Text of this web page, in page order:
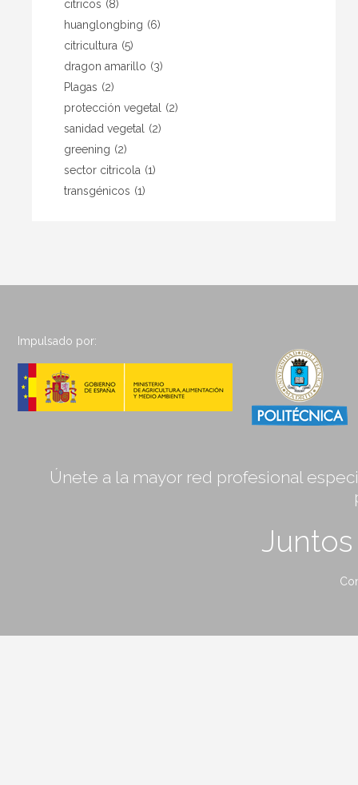
citricos (8)
huanglongbing (6)
citricultura (5)
dragon amarillo (3)
Plagas (2)
protección vegetal
(2)
sanidad vegetal
(2)
greening (2)
sector citricola (1)
transgénicos (1)
Impulsado por:
Únete a la mayor red profesional